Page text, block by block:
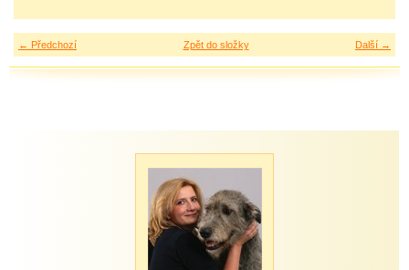
← Předchozí Další →
Zpět do složky